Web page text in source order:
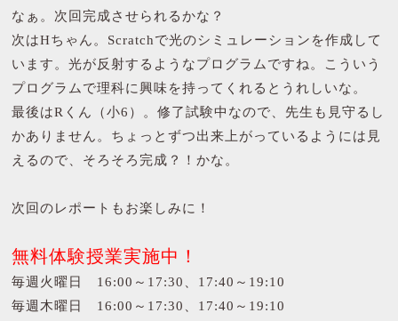
なぁ。次回完成させられるかな？
次はHちゃん。Scratchで光のシミュレーションを作成して
います。光が反射するようなプログラムですね。こういう
プログラムで理科に興味を持ってくれるとうれしいな。
最後はRくん（小6）。修了試験中なので、先生も見守るし
かありません。ちょっとずつ出来上がっているようには見
えるので、そろそろ完成？！かな。
次回のレポートもお楽しみに！
無料体験授業実施中！
毎週火曜日 16:00～17:30、17:40～19:10
毎週木曜日 16:00～17:30、17:40～19:10